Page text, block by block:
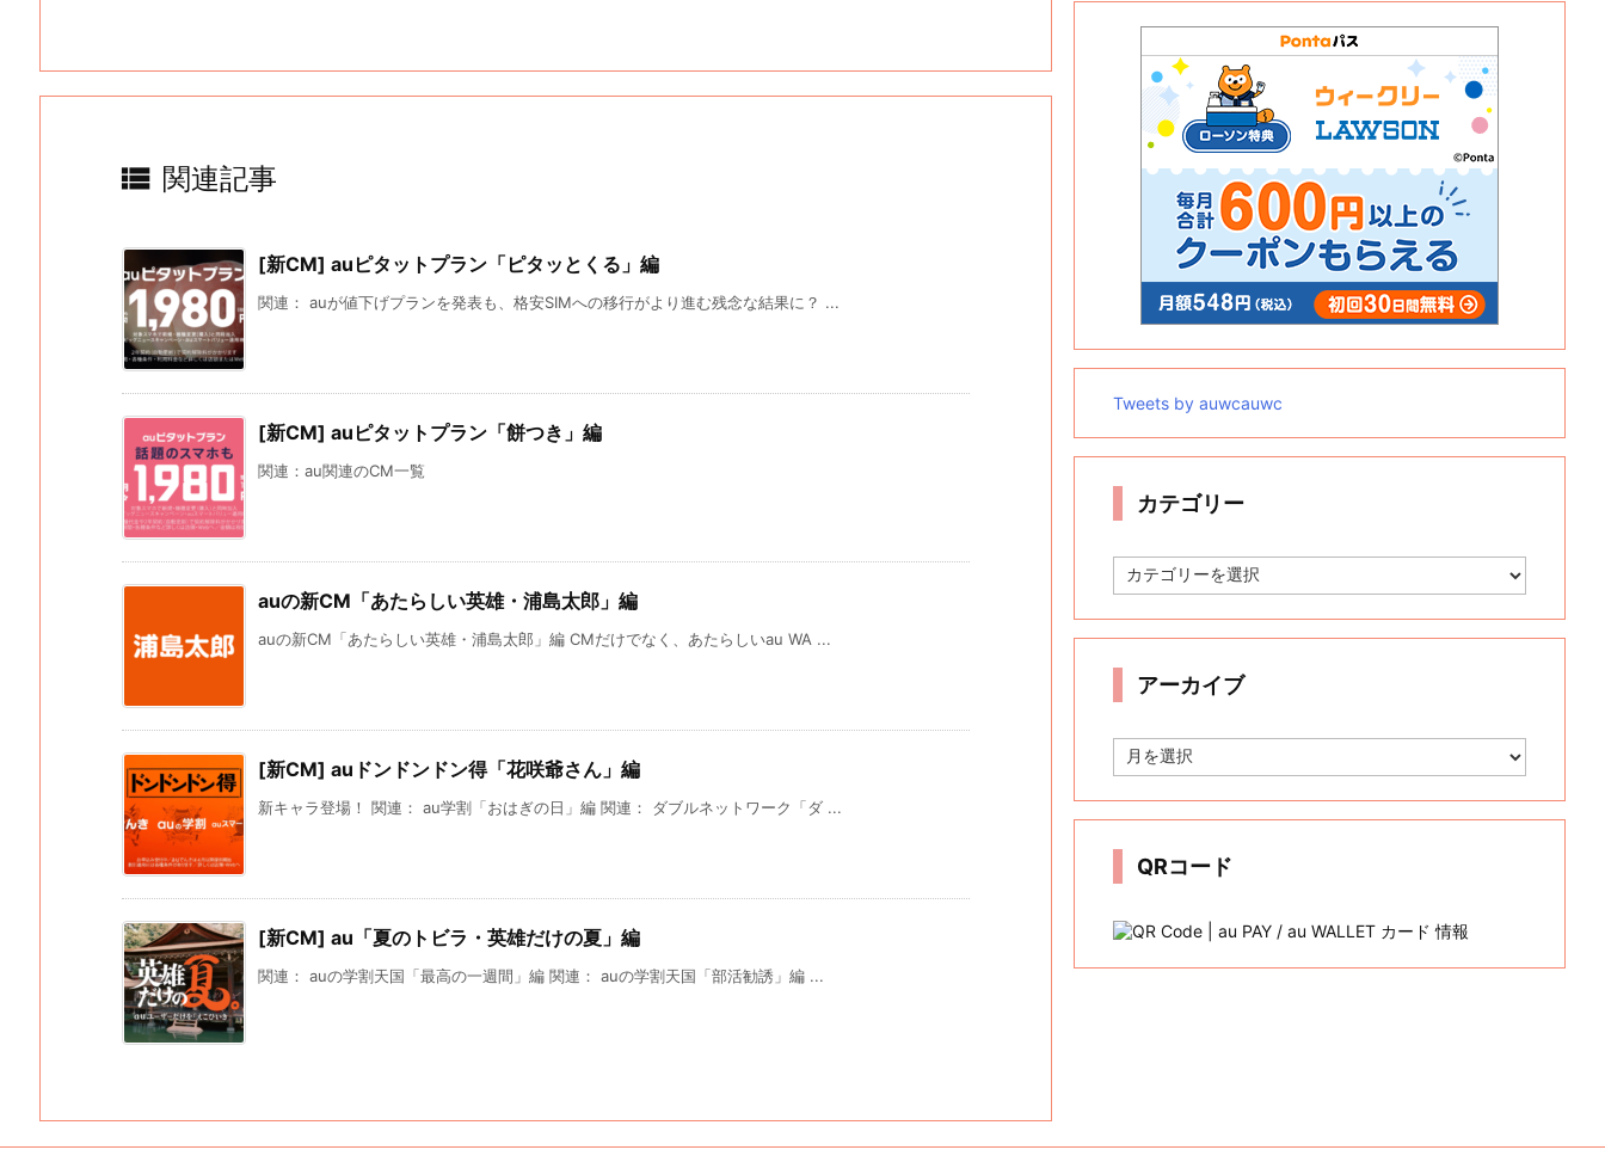
 関連記事
[新CM] auピタットプラン「ピタッとくる」編
関連： auが値下げプランを発表も、格安SIMへの移行がより進む残念な結果に？ ...
[新CM] auピタットプラン「餅つき」編
関連：au関連のCM一覧
auの新CM「あたらしい英雄・浦島太郎」編
auの新CM「あたらしい英雄・浦島太郎」編 CMだけでなく、あたらしいau WA ...
[新CM] auドンドンドン得「花咲爺さん」編
新キャラ登場！ 関連： au学割「おはぎの日」編 関連： ダブルネットワーク「ダ ...
[新CM] au「夏のトビラ・英雄だけの夏」編
関連： auの学割天国「最高の一週間」編 関連： auの学割天国「部活勧誘」編 ...
Tweets by auwcauwc
カテゴリー
テ
リ
アーカイブ
ー
イ
QRコード